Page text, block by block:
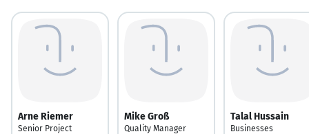
Arne Riemer
Senior Project
Mike Groß
Quality Manager
Talal Hussain
Businesses